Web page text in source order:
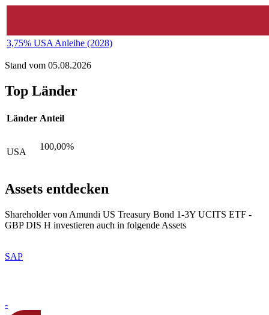
3,75% USA Anleihe (2028)
Stand vom 05.08.2026
Top Länder
Länder Anteil
USA
100,00%
Assets entdecken
Shareholder von Amundi US Treasury Bond 1-3Y UCITS ETF -
GBP DIS H investieren auch in folgende Assets
SAP
-